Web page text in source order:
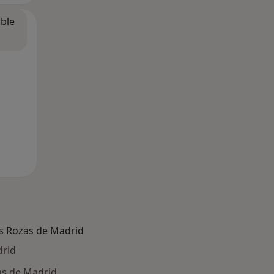
Rozas de Madrid